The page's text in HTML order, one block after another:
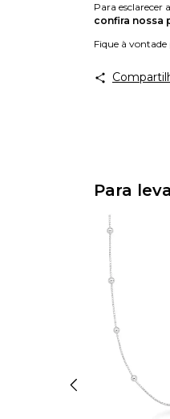
Para esclarecer
confira nossa
Fique à
Para